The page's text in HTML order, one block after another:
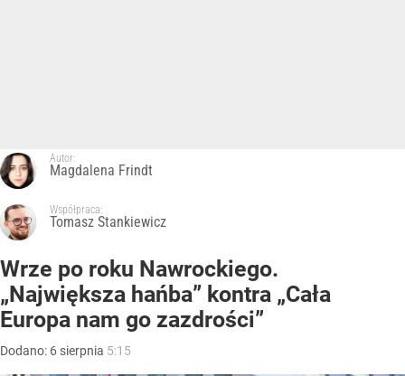
Autor:
Magdalena Frindt
Współpraca:
Tomasz Stankiewicz
Wrze po roku Nawrockiego.
„Największa hańba” kontra „Cała
Europa nam go zazdrości”
Dodano: 6 sierpnia 5:15